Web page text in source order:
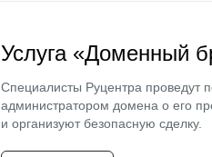
Услуга «Доменный
Специалисты Руцентра проведут
администратором домена о его
и организуют безопасную сделку.